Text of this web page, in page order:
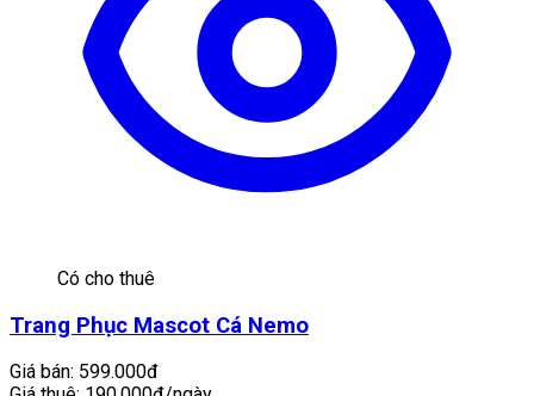
Có cho thuê
Trang Phục Mascot Cá Nemo
Giá bán: 599.000đ